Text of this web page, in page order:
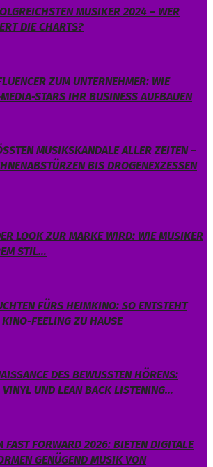
MUSIKER 2024 – WER
DIE CHARTS?
ZUM UNTERNEHMER: WIE
STARS IHR BUSINESS AUFBAUEN
MUSIKSKANDALE ALLER ZEITEN – V
BIS DROGENEXZESSEN
LOOK ZUR MARKE WIRD: WIE MUSIKER
STIL…
FÜRS HEIMKINO: SO ENTSTEHT
KINO-FEELING ZU HAUSE
DES BEWUSSTEN HÖRENS:
VINYL UND LEAN BACK LISTENING…
FAST FORWARD 2026: BIETEN DIGITALE
GENÜGEND MUSIK VON